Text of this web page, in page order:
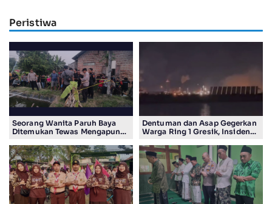
Peristiwa
Seorang Wanita Paruh Baya
Ditemukan Tewas Mengapung
Dentuman dan Asap Gegerkan
Warga Ring 1 Gresik, Insiden
Smelting